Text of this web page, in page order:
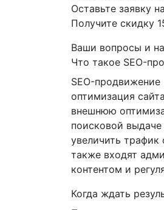
Оставьте заявку
Получите скидку
Ваши вопросы и
Что такое SEO-
SEO-продвижение
оптимизация
внешнюю
поисковой
увеличить трафик
также входят
контентом и
Когда ждать